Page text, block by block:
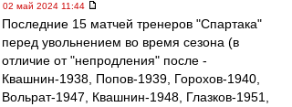
02 май 2024 11:44
Последние 15 матчей тренеров "Спартака"
перед увольнением во время сезона (в
отличие от "непродления" после -
Квашнин-1938, Попов-1939, Горохов-1940,
Вольрат-1947, Квашнин-1948, Глазков-1951,